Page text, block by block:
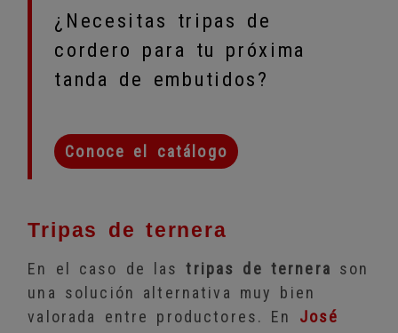
¿Necesitas tripas de
cordero para tu próxima
tanda de embutidos?
Conoce el catálogo
Tripas de ternera
En el caso de las tripas de ternera son
una solución alternativa muy bien
valorada entre productores. En José